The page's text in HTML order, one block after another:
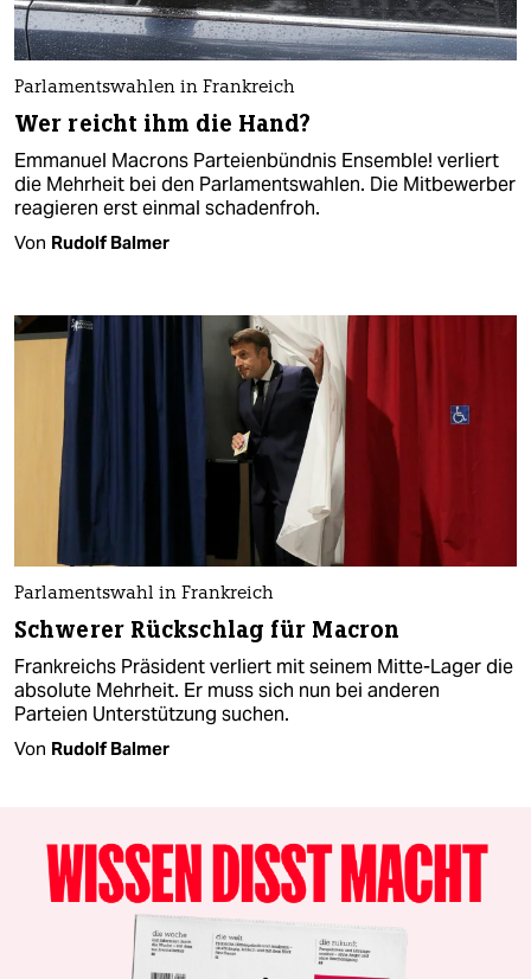
Parlamentswahlen in Frankreich
Wer reicht ihm die Hand?
Emmanuel Macrons Parteienbündnis Ensemble! verliert
die Mehrheit bei den Parlamentswahlen. Die Mitbewerber
reagieren erst einmal schadenfroh.
Von Rudolf Balmer
Parlamentswahl in Frankreich
Schwerer Rückschlag für Macron
Frankreichs Präsident verliert mit seinem Mitte-Lager die
absolute Mehrheit. Er muss sich nun bei anderen
Parteien Unterstützung suchen.
Von Rudolf Balmer